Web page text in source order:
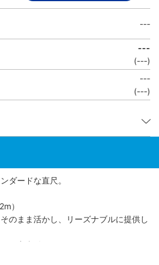
---
---
(---)
---
(---)
ダードな直尺。
）
のまま活かし、リーズナブルに提供し
下穴表付です。（15cm～1m）